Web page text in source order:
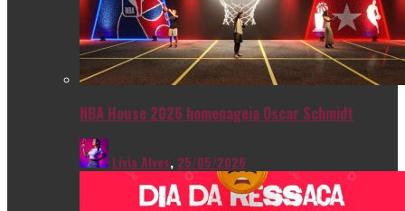
NBA House 2026 homenageia Oscar Schmidt
Livia Alves, 25/05/2026